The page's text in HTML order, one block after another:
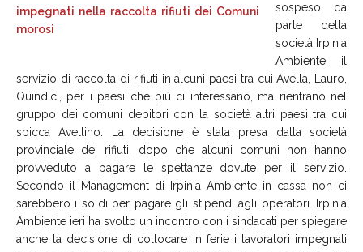
sospeso, da
parte della
società Irpinia
Ambiente, il
servizio di raccolta di rifiuti in alcuni paesi tra cui Avella, Lauro,
Quindici, per i paesi che più ci interessano, ma rientrano nel
gruppo dei comuni debitori con la società altri paesi tra cui
spicca Avellino. La decisione è stata presa dalla società
provinciale dei rifiuti, dopo che alcuni comuni non hanno
provveduto a pagare le spettanze dovute per il servizio.
Secondo il Management di Irpinia Ambiente in cassa non ci
sarebbero i soldi per pagare gli stipendi agli operatori. Irpinia
Ambiente ieri ha svolto un incontro con i sindacati per spiegare
anche la decisione di collocare in ferie i lavoratori impegnati